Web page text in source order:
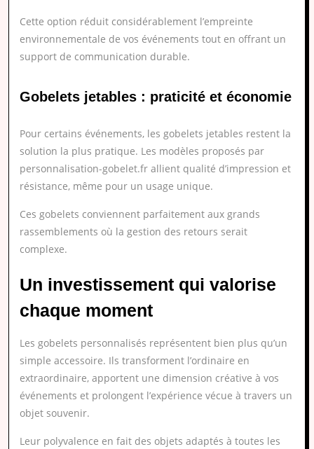
Cette option réduit considérablement l’empreinte
environnementale de vos événements tout en offrant un
support de communication durable.
Gobelets jetables : praticité et économie
Pour certains événements, les gobelets jetables restent la
solution la plus pratique. Les modèles proposés par
personnalisation-gobelet.fr allient qualité d’impression et
résistance, même pour un usage unique.
Ces gobelets conviennent parfaitement aux grands
rassemblements où la gestion des retours serait
complexe.
Un investissement qui valorise
chaque moment
Les gobelets personnalisés représentent bien plus qu’un
simple accessoire. Ils transforment l’ordinaire en
extraordinaire, apportent une dimension créative à vos
événements et prolongent l’expérience vécue à travers un
objet souvenir.
Leur polyvalence en fait des objets adaptés à toutes les